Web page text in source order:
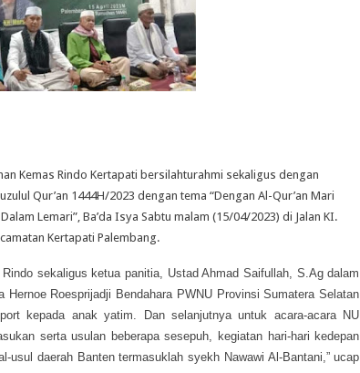
Kemas Rindo Kertapati bersilahturahmi sekaligus dengan
Qur’an 1444H/2023 dengan tema “Dengan Al-Qur’an Mari
Lemari”, Ba’da Isya Sabtu malam (15/04/2023) di Jalan KI.
Kertapati Palembang.
sekaligus ketua panitia, Ustad Ahmad Saifullah, S.Ag dalam
Roesprijadji Bendahara PWNU Provinsi Sumatera Selatan
kepada anak yatim. Dan selanjutnya untuk acara-acara NU
serta usulan beberapa sesepuh, kegiatan hari-hari kedepan
usul daerah Banten termasuklah syekh Nawawi Al-Bantani,” ucap